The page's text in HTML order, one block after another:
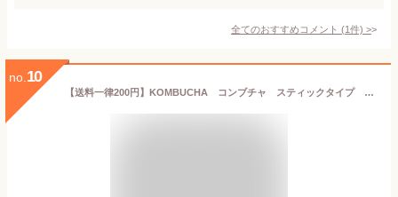
全てのおすすめコメント (1件) >
no. 10
【送料一律200円】KOMBUCHA コンブチャ スティックタイプ 4g×12本（仙台勝山館）